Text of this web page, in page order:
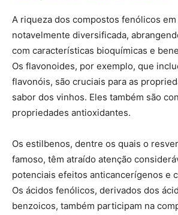
A riqueza dos compostos fenólicos em
notavelmente diversificada,
com características bioquímicas e
Os flavonoides, por exemplo, que
flavonóis, são cruciais para as
sabor dos vinhos. Eles também são
propriedades antioxidantes.
Os estilbenos, dentre os quais o
famoso, têm atraído atenção
potenciais efeitos anticancerígenos e
Os ácidos fenólicos, derivados dos
benzoicos, também participam na